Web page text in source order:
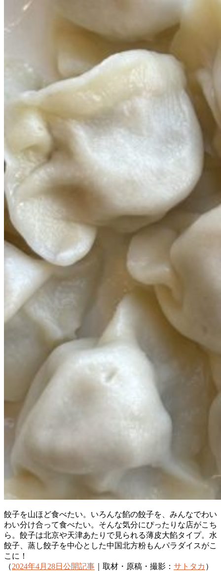
餃子を山ほど食べたい。いろんな餡の餃子を、みんなでわい
わい分け合って食べたい。そんな気分にぴったりな店がこち
ら。餃子は北京や天津あたりで見られる薄皮大餡タイプ。水
餃子、蒸し餃子を中心とした中国北方粉もんパラダイスがこ
こに！
（2024年4月28日公開記事 ｜取材・原稿・撮影： サトタカ ）